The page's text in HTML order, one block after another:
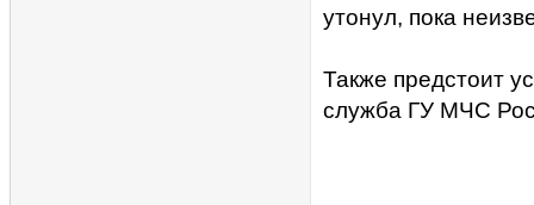
утонул, пока
Также предстоит
служба ГУ МЧС